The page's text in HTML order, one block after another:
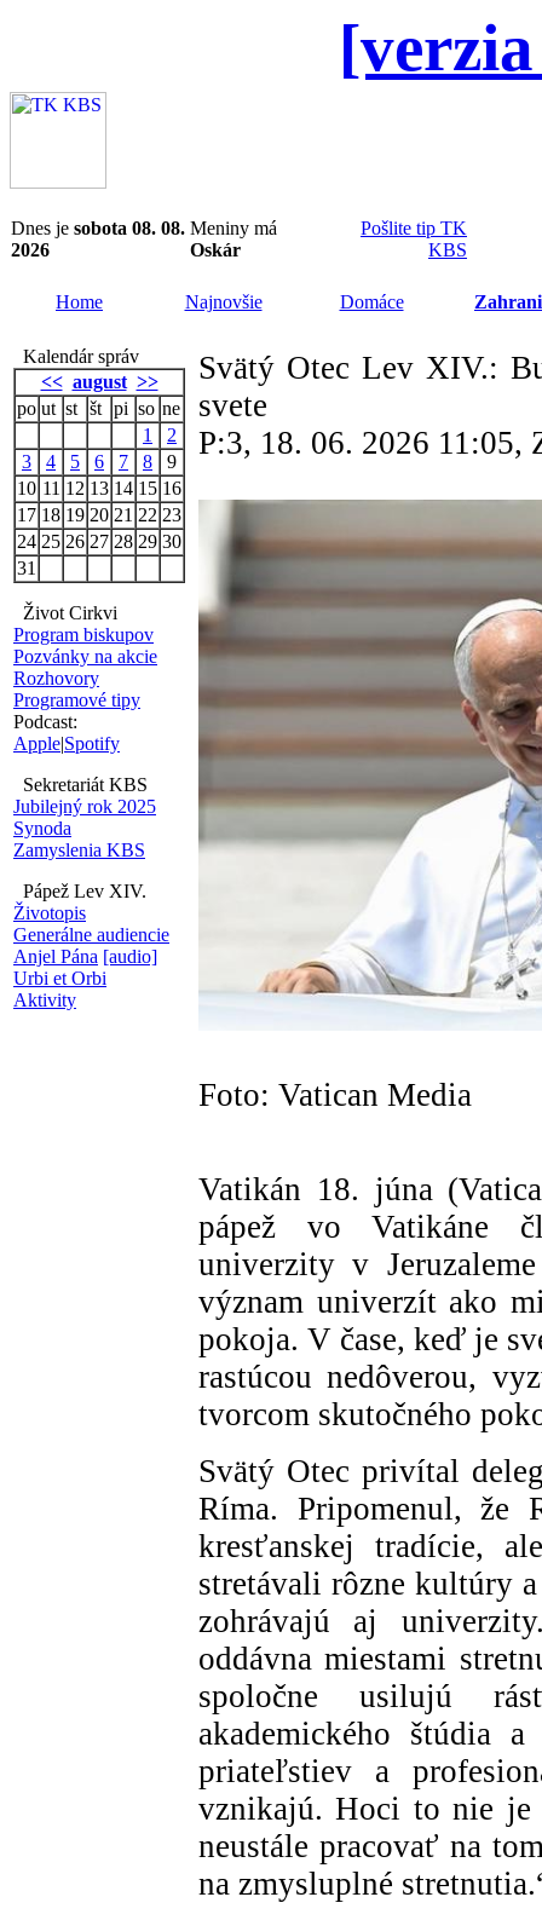
Dnes je sobota 08. 08.
2026
Meniny má
Oskár
Pošlite tip TK
KBS
Home Najnovšie Domáce
Kalendár správ
<< august >>
po ut st št pi so ne
1
2
3
4 5 6 7 8
9
10 11 12 13 14 15 16
17 18 19 20 21 22 23
24 25 26 27 28 29 30
31
Život Cirkvi
Program biskupov
Pozvánky na akcie
Rozhovory
Programové tipy
Podcast:
Apple|Spotify
Sekretariát KBS
Jubilejný rok 2025
Synoda
Zamyslenia KBS
Pápež Lev XIV.
Životopis
Generálne audiencie
Anjel Pána [audio]
Urbi et Orbi
Aktivity
Svätý Otec Lev XIV.:
svete
P:3, 18. 06. 2026 11:05,
Foto: Vatican Media
Vatikán 18. júna
pápež vo Vatikáne
univerzity v
význam univerzít ako
pokoja. V čase, keď je
rastúcou nedôverou,
tvorcom skutočného
Svätý Otec privítal
Ríma. Pripomenul, že
kresťanskej tradície,
stretávali rôzne kultúry
zohrávajú aj
oddávna miestami
spoločne usilujú
akademického štúdia
priateľstiev a
vznikajú. Hoci to nie je
neustále pracovať na
na zmysluplné